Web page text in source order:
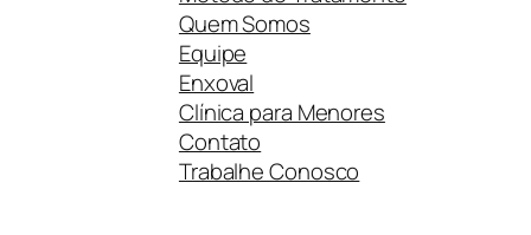
Quem Somos
Equipe
Enxoval
Clínica para Menores
Contato
Trabalhe Conosco